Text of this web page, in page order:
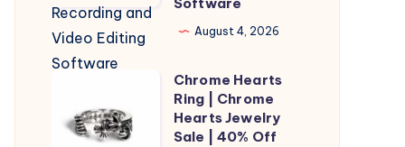
Absorption
Recording
and
Video
Software
August 4, 2026
Hearts
Ring
Chrome Hearts
Ring | Chrome
Hearts Jewelry
Sale | 40% Off